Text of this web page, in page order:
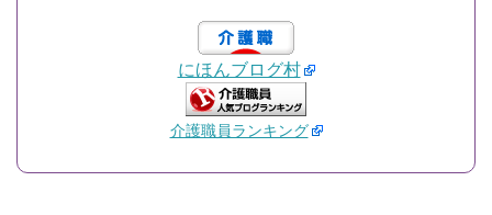
にほんブログ村
介護職員ランキング